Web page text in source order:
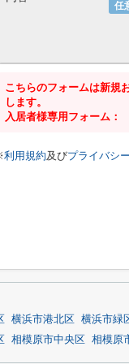
任
こちらのフォームは新規
します。
入居者様専用フォーム：
利用規約及びプライバシ
横浜市港北区 横浜市緑
相模原市中央区 相模原